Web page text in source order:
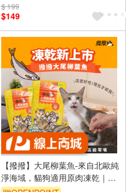
訂單滿 2000 元折抵 100元
（運費不算在 2000 元的範圍
內）
$ 199
$149
【撥撥】大尾柳葉魚-來自北歐純
淨海域，貓狗適用原肉凍乾｜每
包40g